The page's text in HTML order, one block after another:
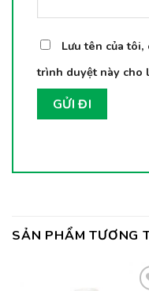
Lưu tên của
trình duyệt này cho
SẢN PHẨM TƯƠNG